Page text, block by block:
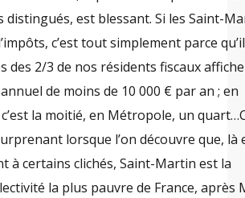
distingués, est blessant. Si les Saint-
c’est tout simplement parce
des 2/3 de nos résidents fiscaux
de moins de 10 000 € par an ; en
la moitié, en Métropole, un
lorsque l’on découvre que, là
à certains clichés, Saint-Martin est la
la plus pauvre de France, après